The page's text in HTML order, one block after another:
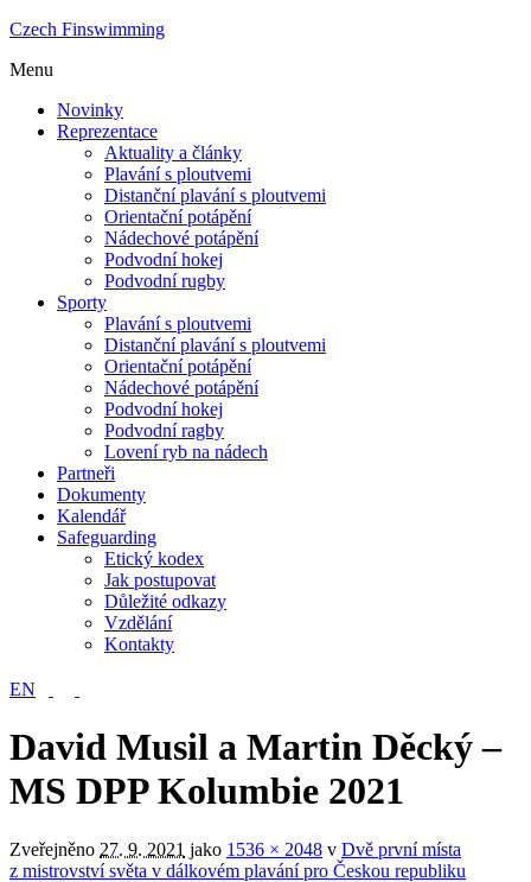
Czech Finswimming
Menu
Novinky
Reprezentace
Aktuality a články
Plavání s ploutvemi
Distanční plavání s ploutvemi
Orientační potápění
Nádechové potápění
Podvodní hokej
Podvodní rugby
Sporty
Plavání s ploutvemi
Distanční plavání s ploutvemi
Orientační potápění
Nádechové potápění
Podvodní hokej
Podvodní ragby
Lovení ryb na nádech
Partneři
Dokumenty
Kalendář
Safeguarding
Etický kodex
Jak postupovat
Důležité odkazy
Vzdělání
Kontakty
EN
David Musil a Martin Děcký –
MS DPP Kolumbie 2021
Zveřejněno 27. 9. 2021 jako 1536 × 2048 v Dvě první místa
z mistrovství světa v dálkovém plavání pro Českou republiku